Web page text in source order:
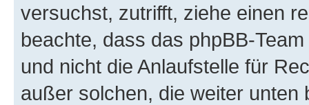
versuchst, zutrifft, ziehe einen
beachte, dass das phpBB-
und nicht die Anlaufstelle für
außer solchen, die weiter unten